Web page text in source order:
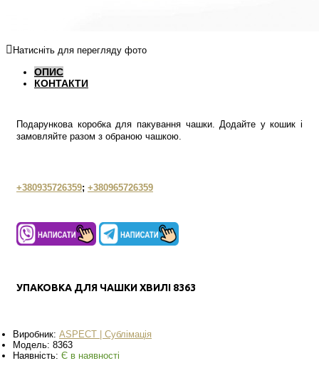
Натисніть для перегляду фото
ОПИС
КОНТАКТИ
Подарункова коробка для пакування чашки. Додайте у кошик і
замовляйте разом з обраною чашкою.
+380935726359; +380965726359
УПАКОВКА ДЛЯ ЧАШКИ ХВИЛІ 8363
Виробник: ASPECT | Сублімація
Модель: 8363
Наявність: Є в наявності